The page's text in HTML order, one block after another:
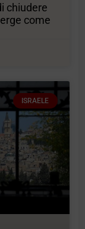
chiudere
come
ISRAELE